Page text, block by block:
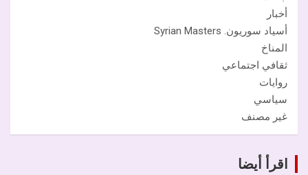
أخبار
أسياد سوريون. Syrian Masters
المناخ
ثقافي اجتماعي
روايات
سياسي
غير مصنف
اقرأ أيضا